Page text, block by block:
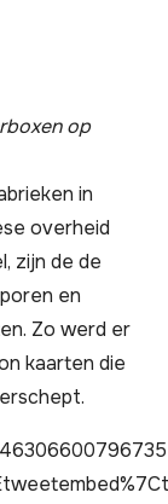
op
in
overheid
zijn de de
en
Zo werd er
kaarten die